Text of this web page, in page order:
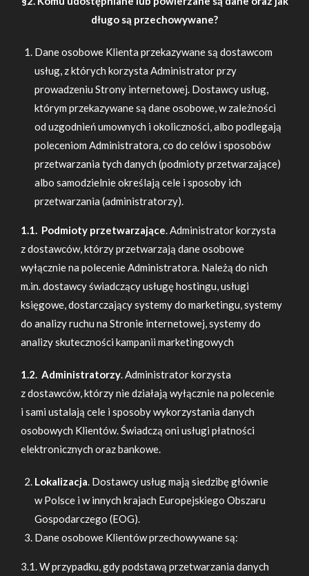
długo są przechowywane?
Dane osobowe Klienta przekazywane są dostawcom
usług, z których korzysta Administrator przy
prowadzeniu Strony internetowej. Dostawcy usług,
którym przekazywane są dane osobowe, w zależności
od uzgodnień umownych i okoliczności, albo podlegają
poleceniom Administratora, co do celów i sposobów
przetwarzania tych danych (podmioty przetwarzające)
albo samodzielnie określają cele i sposoby ich
przetwarzania (administratorzy).
1.1. Podmioty przetwarzające. Administrator korzysta
z dostawców, którzy przetwarzają dane osobowe
wyłącznie na polecenie Administratora. Należą do nich
m.in. dostawcy świadczący usługę hostingu, usługi
księgowe, dostarczający systemy do marketingu, systemy
do analizy ruchu na Stronie internetowej, systemy do
analizy skuteczności kampanii marketingowych
1.2. Administratorzy. Administrator korzysta
z dostawców, którzy nie działają wyłącznie na polecenie
i sami ustalają cele i sposoby wykorzystania danych
osobowych Klientów. Świadczą oni usługi płatności
elektronicznych oraz bankowe.
Lokalizacja. Dostawcy usług mają siedzibę głównie
w Polsce i w innych krajach Europejskiego Obszaru
Gospodarczego (EOG).
Dane osobowe Klientów przechowywane są:
3.1. W przypadku, gdy podstawą przetwarzania danych